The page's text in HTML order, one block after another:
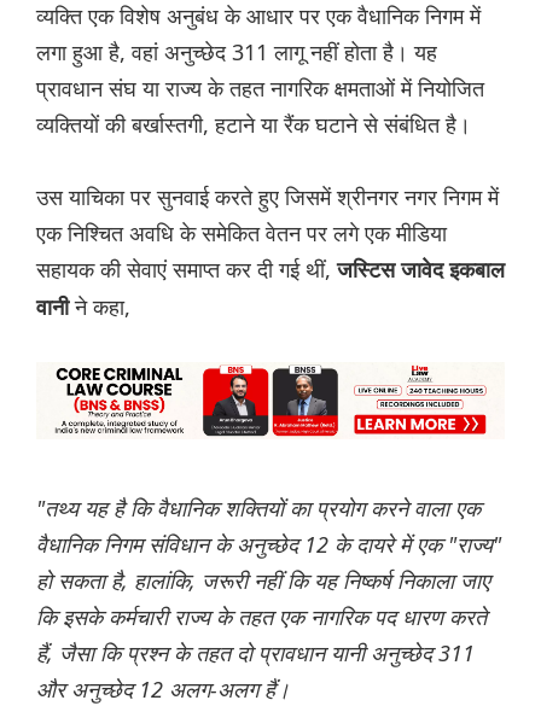
व्यक्ति एक विशेष अनुबंध के आधार पर एक वैधानिक निगम में
लगा हुआ है, वहां अनुच्छेद 311 लागू नहीं होता है। यह
प्रावधान संघ या राज्य के तहत नागरिक क्षमताओं में नियोजित
व्यक्तियों की बर्खास्तगी, हटाने या रैंक घटाने से संबंधित है।
उस याचिका पर सुनवाई करते हुए जिसमें श्रीनगर नगर निगम में
एक निश्चित अवधि के समेकित वेतन पर लगे एक मीडिया
सहायक की सेवाएं समाप्त कर दी गई थीं,जस्टिस जावेद इकबाल
वानीने कहा,
"तथ्य यह है कि वैधानिक शक्तियों का प्रयोग करने वाला एक
वैधानिक निगम संविधान के अनुच्छेद 12 के दायरे में एक "राज्य"
हो सकता है, हालांकि, जरूरी नहीं कि यह निष्कर्ष निकाला जाए
कि इसके कर्मचारी राज्य के तहत एक नागरिक पद धारण करते
हैं, जैसा कि प्रश्न के तहत दो प्रावधान यानी अनुच्छेद 311
और अनुच्छेद 12 अलग-अलग हैं।